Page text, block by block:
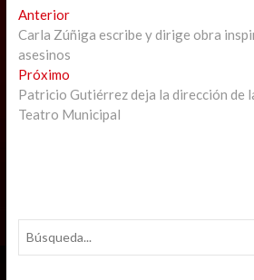
Navegación
de
entradas
AnteriorPrevious
post:
Carla Zúñiga escribe y dirige obra
asesinos
PróximoNext
post:
Patricio Gutiérrez deja la dirección de
Teatro Municipal